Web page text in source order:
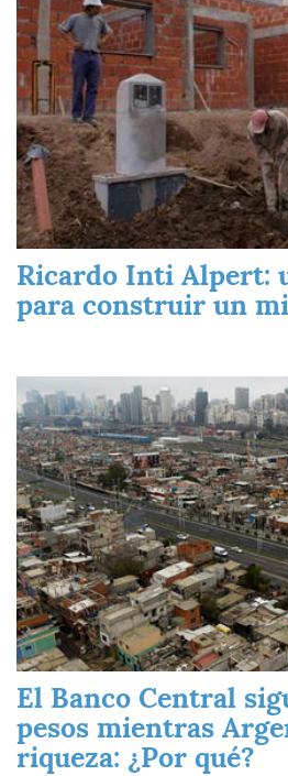
Ricardo Inti Alpert:
para construir un
Imagen
El Banco Central
pesos mientras
riqueza: ¿Por qué?